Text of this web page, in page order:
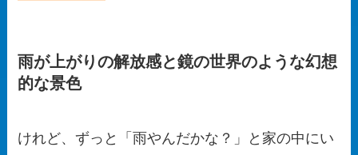
雨が上がりの解放感と鏡の世界のような幻想
的な景色
けれど、ずっと「雨やんだかな？」と家の中にい